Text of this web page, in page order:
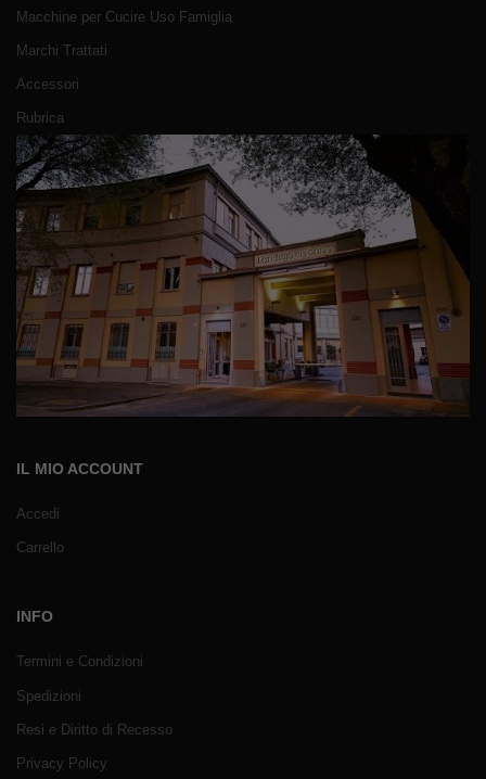
Macchine per Cucire Uso Famiglia
Marchi Trattati
Accessori
Rubrica
IL MIO ACCOUNT
Accedi
Carrello
INFO
Termini e Condizioni
Spedizioni
Resi e Diritto di Recesso
Privacy Policy